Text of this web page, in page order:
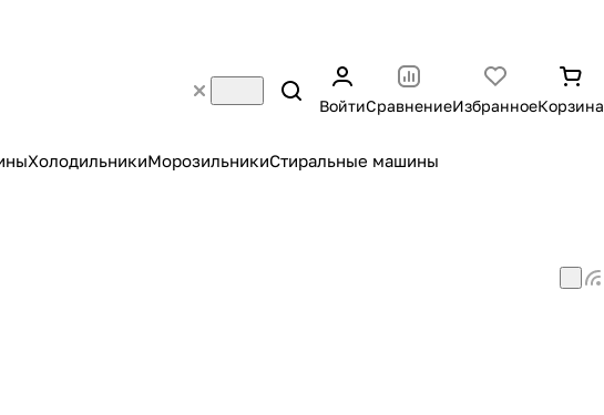
ВойтиСравнениеИзбранноеКорзина
ХолодильникиМорозильникиСтиральные машины